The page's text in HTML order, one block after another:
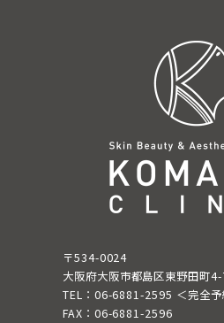
〒534-0024
大阪府大阪市都島区東野田町
TEL：06-6881-2595 ＜完全予
FAX：06-6881-2596